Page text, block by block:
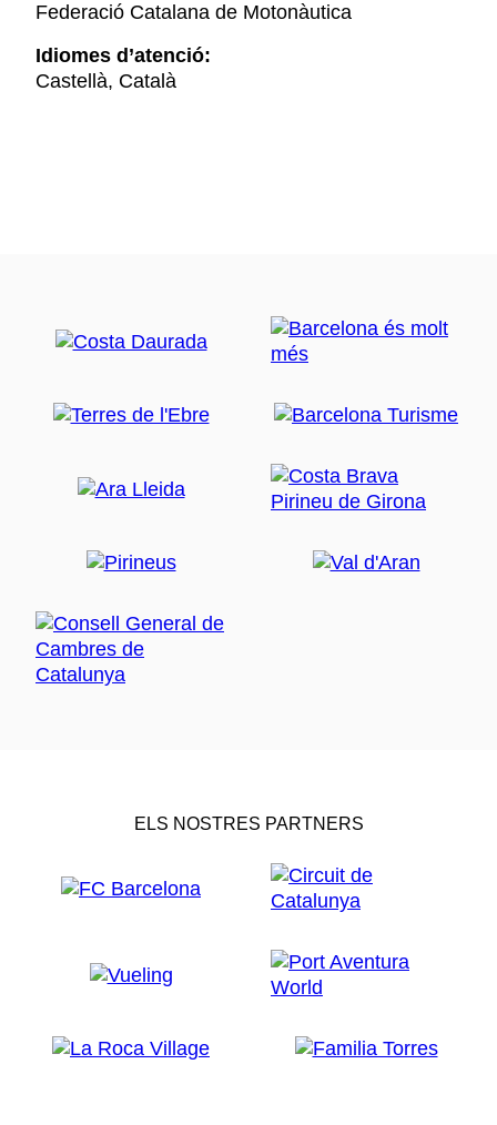
Federació Catalana de Motonàutica
Idiomes d’atenció:
Castellà, Català
ELS NOSTRES PARTNERS